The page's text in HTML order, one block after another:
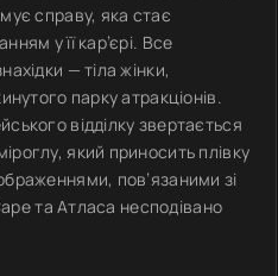
справу, яка стає
у її кар’єрі. Все
— тіла жінки,
парку атракціонів.
відділку звертається
який приносить плівку
пов’язаними зі
та Атласа несподівано